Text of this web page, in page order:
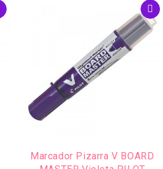
Marcador Pizarra V BOARD